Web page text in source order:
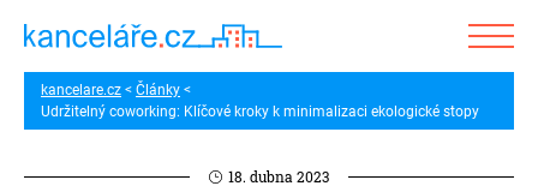
kancelare.cz
Články
Udržitelný coworking: Klíčové kroky k minimalizaci ekologické stopy
18. dubna 2023